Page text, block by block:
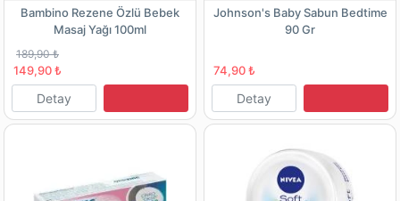
Bambino Rezene Özlü Bebek
Masaj Yağı 100ml
189,90 ₺
149,90 ₺
Detay
Johnson's Baby Sabun Bedtime
90 Gr
74,90 ₺
Detay